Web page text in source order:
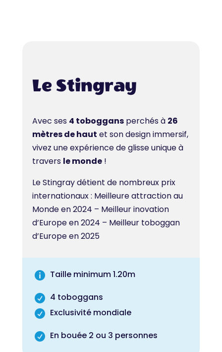
Le Stingray
Avec ses 4 toboggansperchés à 26
mètres de haut et son design immersif,
vivez une expérience de glisse unique à
travers le monde!
Le Stingray détient de nombreux prix
internationaux : Meilleure attraction au
Monde en 2024 – Meilleur inovation
d’Europe en 2024 – Meilleur toboggan
d’Europe en 2025
 Taille minimum 1.20m
 4 toboggans
 Exclusivité mondiale
 En bouée 2 ou 3 personnes